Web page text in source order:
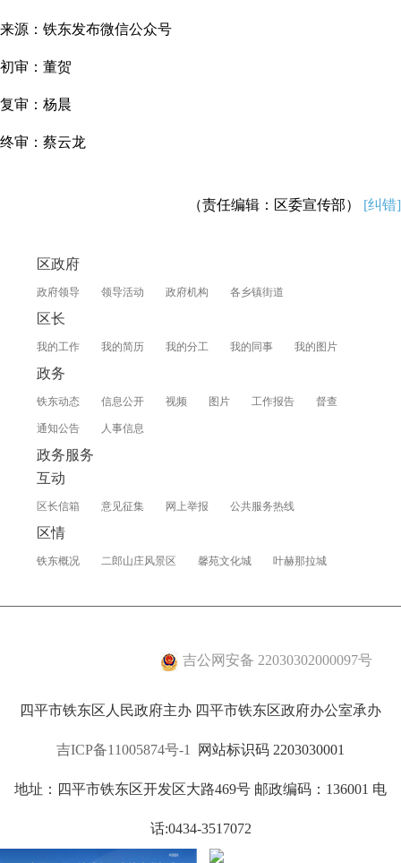
来源：铁东发布微信公众号
初审：董贺
复审：杨晨
终审：蔡云龙
（责任编辑：区委宣传部） [纠错]
区政府
政府领导 领导活动 政府机构 各乡镇街道
区长
我的工作 我的简历 我的分工 我的同事 我的图片
政务
铁东动态 信息公开 视频 图片 工作报告 督查
通知公告 人事信息
政务服务
互动
区长信箱 意见征集 网上举报 公共服务热线
区情
铁东概况 二郎山庄风景区 馨苑文化城 叶赫那拉城
吉公网安备 22030302000097号
四平市铁东区人民政府主办 四平市铁东区政府办公室承办
吉ICP备11005874号-1 网站标识码 2203030001
地址：四平市铁东区开发区大路469号 邮政编码：136001 电
话:0434-3517072